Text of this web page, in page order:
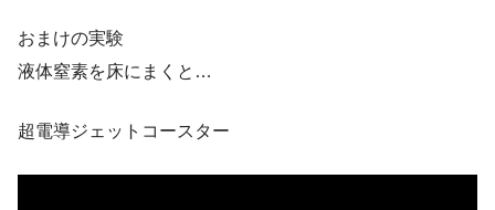
おまけの実験
液体窒素を床にまくと…
超電導ジェットコースター